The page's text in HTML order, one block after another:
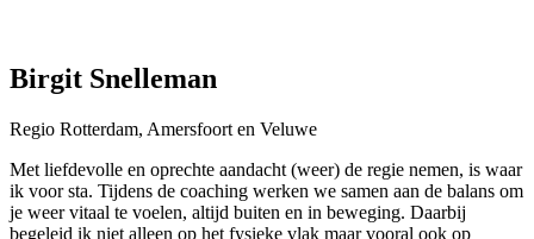
Birgit Snelleman
Regio Rotterdam, Amersfoort en Veluwe
Met liefdevolle en oprechte aandacht (weer) de regie nemen, is waar
ik voor sta. Tijdens de coaching werken we samen aan de balans om
je weer vitaal te voelen, altijd buiten en in beweging. Daarbij
begeleid ik niet alleen op het fysieke vlak maar vooral ook op